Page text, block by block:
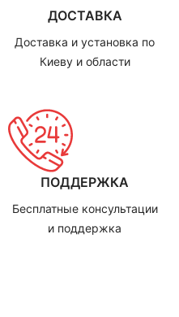
ДОСТАВКА
Доставка и установка по
Киеву и области
ПОДДЕРЖКА
Бесплатные консультации
и поддержка